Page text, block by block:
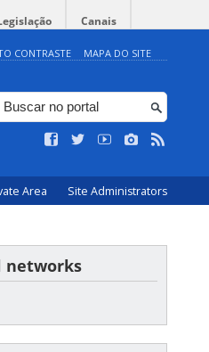
Canais
CONTRASTE MAPA DO SITE
Area Site Administrators
networks